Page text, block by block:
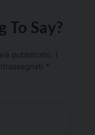
To Say?
pubblicato.
*